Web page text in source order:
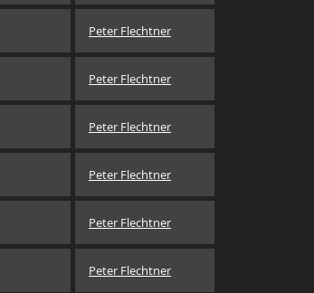
Peter Flechtner
Peter Flechtner
Peter Flechtner
Peter Flechtner
Peter Flechtner
Peter Flechtner